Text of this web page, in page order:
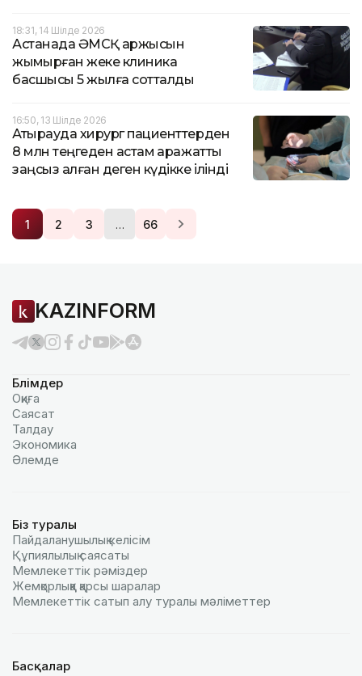
18:31, 14 Шілде 2026
Астанада ӘМСҚ қаржысын
жымқырған жеке клиника
басшысы 5 жылға сотталды
16:50, 13 Шілде 2026
Атырауда хирург пациенттерден
8 млн теңгеден астам қаражатты
заңсыз алған деген күдікке ілінді
1 2 3 … 66
KAZINFORM
Бөлімдер
Оқиға
Саясат
Талдау
Экономика
Әлемде
Біз туралы
Пайдаланушылық келiciм
Құпиялылық саясаты
Мемлекеттік рәміздер
Жемқорлыққа қарсы шаралар
Мемлекеттік сатып алу туралы мәлiметтер
Басқалар